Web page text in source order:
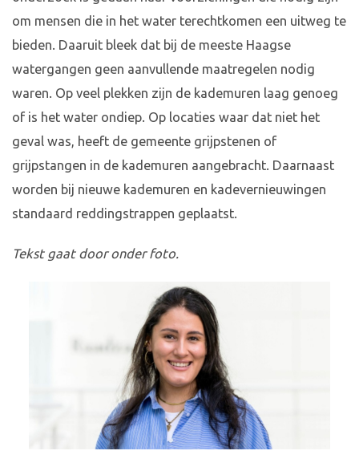
om mensen die in het water terechtkomen een uitweg te
bieden. Daaruit bleek dat bij de meeste Haagse
watergangen geen aanvullende maatregelen nodig
waren. Op veel plekken zijn de kademuren laag genoeg
of is het water ondiep. Op locaties waar dat niet het
geval was, heeft de gemeente grijpstenen of
grijpstangen in de kademuren aangebracht. Daarnaast
worden bij nieuwe kademuren en kadevernieuwingen
standaard reddingstrappen geplaatst.
Tekst gaat door onder foto.